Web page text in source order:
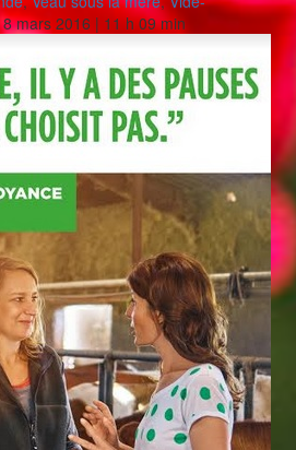
8 mars 2016 | 11 h 09 min